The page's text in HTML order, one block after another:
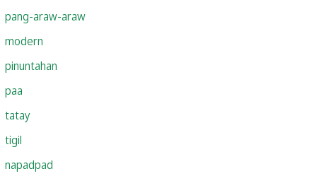
pang-araw-araw
modern
pinuntahan
paa
tatay
tigil
napadpad